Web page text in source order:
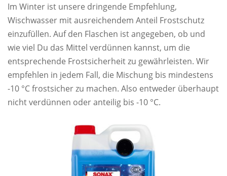
Im Winter ist unsere dringende Empfehlung,
Wischwasser mit ausreichendem Anteil Frostschutz
einzufüllen. Auf den Flaschen ist angegeben, ob und
wie viel Du das Mittel verdünnen kannst, um die
entsprechende Frostsicherheit zu gewährleisten. Wir
empfehlen in jedem Fall, die Mischung bis mindestens
-10 °C frostsicher zu machen. Also entweder überhaupt
nicht verdünnen oder anteilig bis -10 °C.